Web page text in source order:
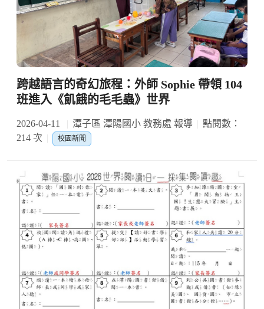
跨越語言的奇幻旅程：外師 Sophie 帶領 104
班進入《飢餓的毛毛蟲》世界
2026-04-11 潭子區 潭陽國小 教務處 報導
點閱數：
214 次
校園新聞